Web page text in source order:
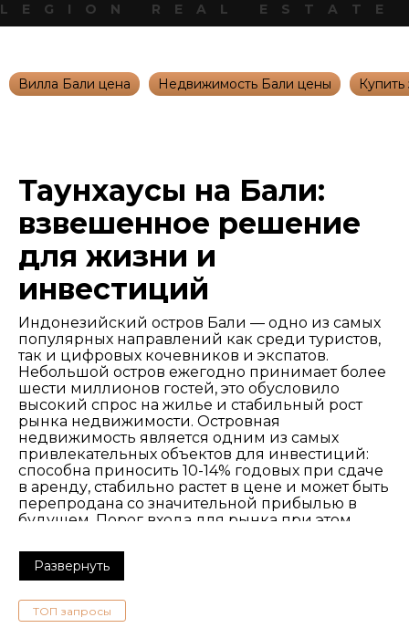
LEGION REAL
Вилла Бали цена Недвижимость Бали цены
Таунхаусы на Бали:
взвешенное решение
для жизни и
инвестиций
Индонезийский остров Бали — одно из самых
популярных направлений как среди туристов,
так и цифровых кочевников и экспатов.
Небольшой остров ежегодно принимает более
шести миллионов гостей, это обусловило
высокий спрос на жилье и стабильный рост
рынка недвижимости. Островная
недвижимость является одним из самых
привлекательных объектов для инвестиций:
способна приносить 10-14% годовых при сдаче
в аренду, стабильно растет в цене и может быть
перепродана со значительной прибылью в
будущем. Порог входа для рынка при этом
Европы.
Классическим жильем Бали являются виллы,
количество пригодных для нее земельных
Развернуть
ТОП запросы